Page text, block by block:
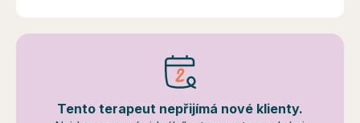
Tento terapeut nepřijímá nové klienty.